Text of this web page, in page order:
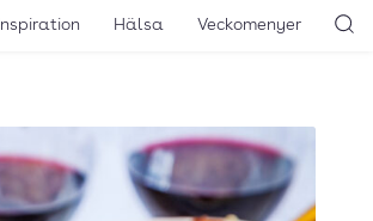
Inspiration Hälsa Veckomenyer